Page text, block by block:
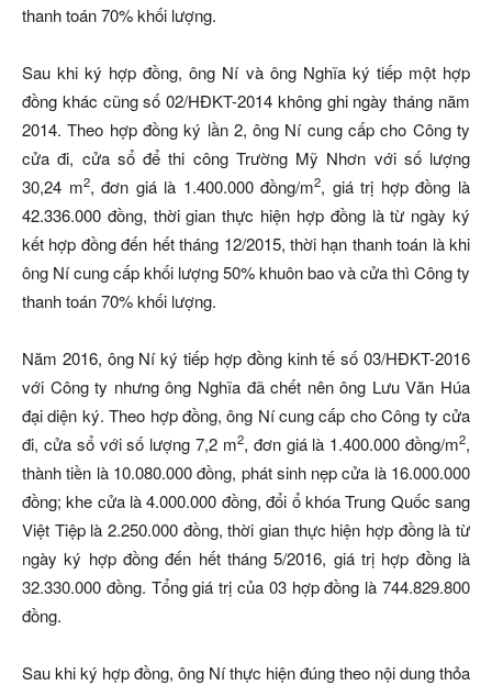
thanh toán 70% khối lượng.
Sau khi ký hợp đồng, ông Ní và ông Nghĩa ký tiếp một hợp
đồng khác cũng số 02/HĐKT-2014 không ghi ngày tháng năm
2014. Theo hợp đồng ký lần 2, ông Ní cung cấp cho Công ty
cửa đi, cửa sổ để thi công Trường Mỹ Nhơn với số lượng
30,24 m2, đơn giá là 1.400.000 đồng/m2, giá trị hợp đồng là
42.336.000 đồng, thời gian thực hiện hợp đồng là từ ngày ký
kết hợp đồng đến hết tháng 12/2015, thời hạn thanh toán là khi
ông Ní cung cấp khối lượng 50% khuôn bao và cửa thì Công ty
thanh toán 70% khối lượng.
Năm 2016, ông Ní ký tiếp hợp đồng kinh tế số 03/HĐKT-2016
với Công ty nhưng ông Nghĩa đã chết nên ông Lưu Văn Húa
đại diện ký. Theo hợp đồng, ông Ní cung cấp cho Công ty cửa
đi, cửa sổ với số lượng 7,2 m2, đơn giá là 1.400.000 đồng/m2,
thành tiền là 10.080.000 đồng, phát sinh nẹp cửa là 16.000.000
đồng; khe cửa là 4.000.000 đồng, đổi ổ khóa Trung Quốc sang
Việt Tiệp là 2.250.000 đồng, thời gian thực hiện hợp đồng là từ
ngày ký hợp đồng đến hết tháng 5/2016, giá trị hợp đồng là
32.330.000 đồng. Tổng giá trị của 03 hợp đồng là 744.829.800
đồng.
Sau khi ký hợp đồng, ông Ní thực hiện đúng theo nội dung thỏa